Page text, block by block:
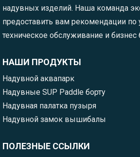
надувных изделий. Наша команда
предоставить вам рекомендации по
техническое обслуживание и бизнес
НАШИ ПРОДУКТЫ
Надувной аквапарк
Надувные SUP Paddle борту
Надувная палатка пузыря
Надувной замок вышибалы
ПОЛЕЗНЫЕ ССЫЛКИ